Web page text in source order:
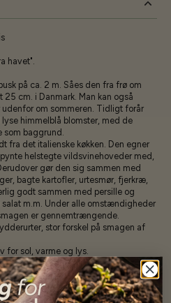
havet".
på ca. 2 m. Såes den fra frø om
cm. i Danmark. Man kan også
om sommeren. Tidligt forår
himmelblå blomster, med de
baggrund.
fra det italienske køkken. Den egner
helstegte vildsvinehoveder med,
gør den sig sammen med
bagte kartofler, urtesmør, fjerkræ,
godt sammen med persille og
salat m.m. Under alle omstændigheder
er gennemtrængende.
stor forskel på smagen af
for sol, varme og lys.
ikke behøver gødning og
at være forkert. En ting er at de kan
går fuldstændig i stå og mistrives,